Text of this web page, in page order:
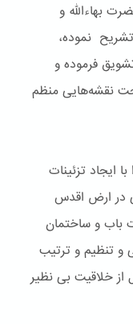
بهاءالله و
نموده،
فرموده و
تحت نقشه‌هایی منظم
ایجاد تزئینات
در ارض اقدس
باب و ساختمان
و تنظیم و ترتیب
از خلاقیت بی نظیر